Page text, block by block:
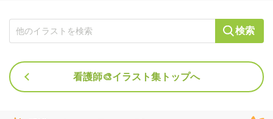
検索
看護師🎨イラスト集トップへ